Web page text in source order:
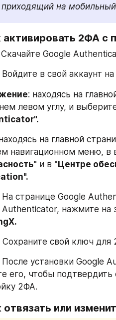
приходящий на
активировать 2ФА
Скачайте Google
Войдите в свой аккаунт
: находясь на
левом углу, и
на главной
навигационном меню,
и в "Центре
На странице Google
Authenticator, нажмите на
Сохраните свой ключ
После установки Google
его, чтобы
2ФА.
отвязать или